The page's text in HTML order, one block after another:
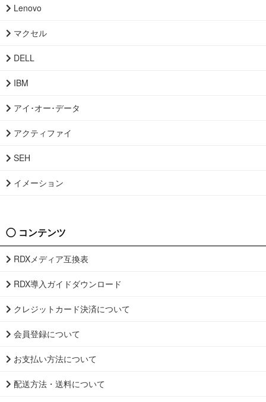
Lenovo
マクセル
DELL
IBM
アイ･オー･データ
アクティファイ
SEH
イメーション
コンテンツ
RDXメディア互換表
RDX導入ガイドダウンロード
クレジットカード決済について
会員登録について
お支払い方法について
配送方法・送料について